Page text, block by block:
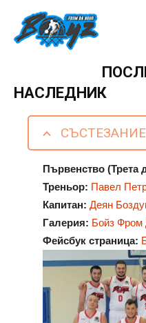
НАСЛЕДНИК
Първенство (Трета
Треньор: Павел
Капитан: Деян
Галерия: Бойз Фром
Фейсбук страница: